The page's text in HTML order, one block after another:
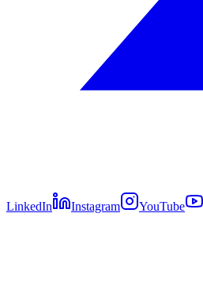
LinkedIn Instagram YouTube